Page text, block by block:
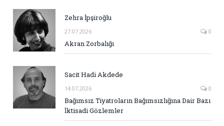
Zehra İpşiroğlu
27.07.2026 0
Akran Zorbalığı
Sacit Hadi Akdede
14.07.2026 0
Bağımsız Tiyatroların Bağımsızlığına Dair Bazı
İktisadi Gözlemler